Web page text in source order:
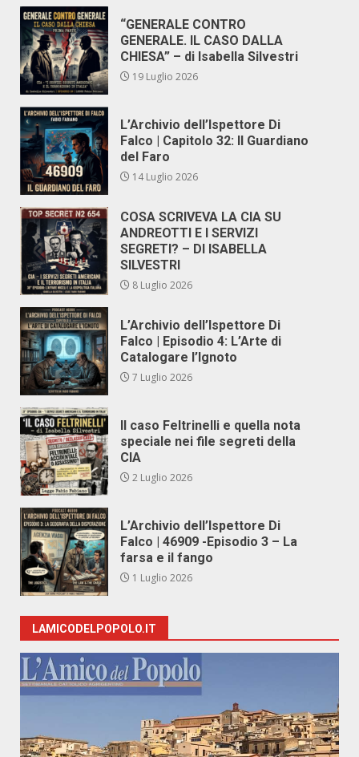
“GENERALE CONTRO
GENERALE. IL CASO DALLA
CHIESA” – di Isabella Silvestri
19 Luglio 2026
L’Archivio dell’Ispettore Di
Falco | Capitolo 32: Il Guardiano
del Faro
14 Luglio 2026
COSA SCRIVEVA LA CIA SU
ANDREOTTI E I SERVIZI
SEGRETI? – DI ISABELLA
SILVESTRI
8 Luglio 2026
L’Archivio dell’Ispettore Di
Falco | Episodio 4: L’Arte di
Catalogare l’Ignoto
7 Luglio 2026
Il caso Feltrinelli e quella nota
speciale nei file segreti della
CIA
2 Luglio 2026
L’Archivio dell’Ispettore Di
Falco | 46909 -Episodio 3 – La
farsa e il fango
1 Luglio 2026
LAMICODELPOPOLO.IT